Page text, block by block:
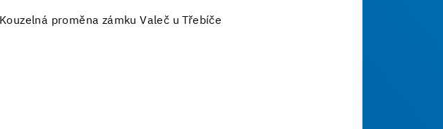
Kouzelná proměna zámku Valeč u Třebíče